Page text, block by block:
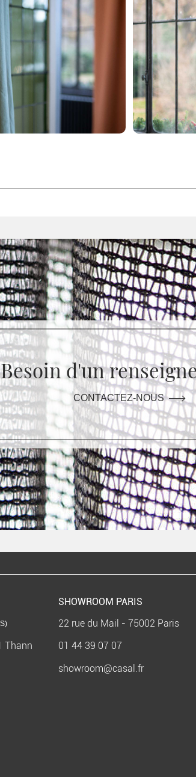
Besoin d'un
CONTACTEZ-NOUS
Thann
SHOWROOM PARIS
22 rue du Mail - 75002 Paris
01 44 39 07 07
showroom@casal.fr